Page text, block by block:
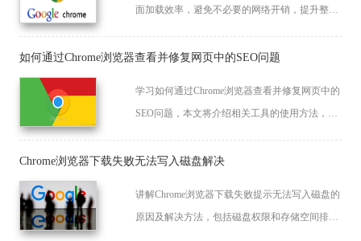
面加载效率，避免不必要的网络开销，提升整体
如何通过Chrome浏览器查看并修复网页中的SEO问题
学习如何通过Chrome浏览器查看并修复网页中的
SEO问题，本文将介绍相关工具的使用方法，助
Chrome浏览器下载失败无法写入磁盘解决
讲解Chrome浏览器下载失败提示无法写入磁盘的
原因及解决方法，包括磁盘权限和存储空间排